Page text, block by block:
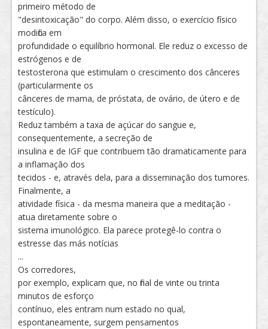
primeiro método de
"desintoxicação" do corpo. Além disso, o exercício físico
modifica em
profundidade o equilíbrio hormonal. Ele reduz o excesso de
estrógenos e de
testosterona que estimulam o crescimento dos cânceres
(particularmente os
cânceres de mama, de próstata, de ovário, de útero e de
testículo).
Reduz também a taxa de açúcar do sangue e,
consequentemente, a secreção de
insulina e de IGF que contribuem tão dramaticamente para
a inflamação dos
tecidos - e, através dela, para a disseminação dos tumores.
Finalmente, a
atividade física - da mesma maneira que a meditação -
atua diretamente sobre o
sistema imunológico. Ela parece protegê-lo contra o
estresse das más notícias
...
Os corredores,
por exemplo, explicam que, no final de vinte ou trinta
minutos de esforço
contínuo, eles entram num estado no qual,
espontaneamente, surgem pensamentos